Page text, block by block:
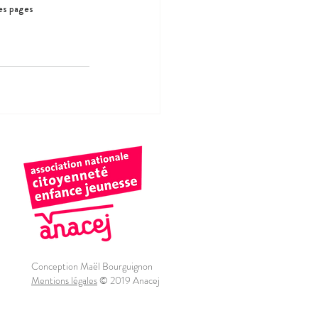
pages
Conception Maël Bourguignon
Mentions légales© 2019 Anacej